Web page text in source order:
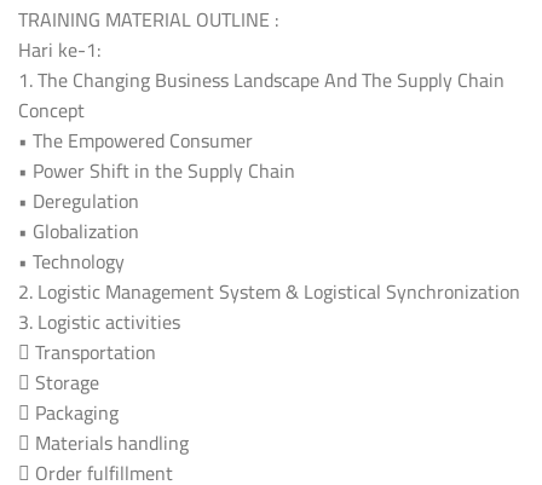
TRAINING MATERIAL OUTLINE :
Hari ke-1:
1. The Changing Business Landscape And The Supply Chain
Concept
• The Empowered Consumer
• Power Shift in the Supply Chain
• Deregulation
• Globalization
• Technology
2. Logistic Management System & Logistical Synchronization
3. Logistic activities
 Transportation
 Storage
 Packaging
 Materials handling
 Order fulfillment